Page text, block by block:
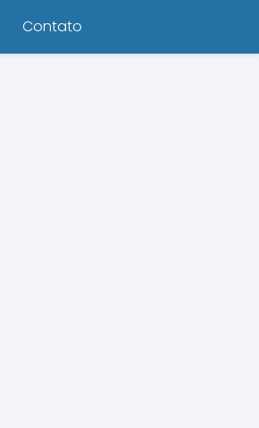
Contato